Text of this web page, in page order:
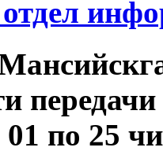
01 по 25